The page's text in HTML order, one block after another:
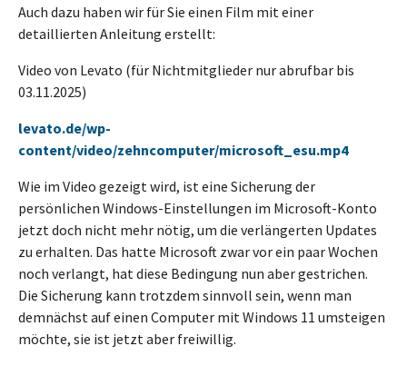
Auch dazu haben wir für Sie einen Film mit einer
detaillierten Anleitung erstellt:
Video von Levato (für Nichtmitglieder nur abrufbar bis
03.11.2025)
levato.de/wp-
content/video/zehncomputer/microsoft_esu.mp4
Wie im Video gezeigt wird, ist eine Sicherung der
persönlichen Windows-Einstellungen im Microsoft-Konto
jetzt doch nicht mehr nötig, um die verlängerten Updates
zu erhalten. Das hatte Microsoft zwar vor ein paar Wochen
noch verlangt, hat diese Bedingung nun aber gestrichen.
Die Sicherung kann trotzdem sinnvoll sein, wenn man
demnächst auf einen Computer mit Windows 11 umsteigen
möchte, sie ist jetzt aber freiwillig.